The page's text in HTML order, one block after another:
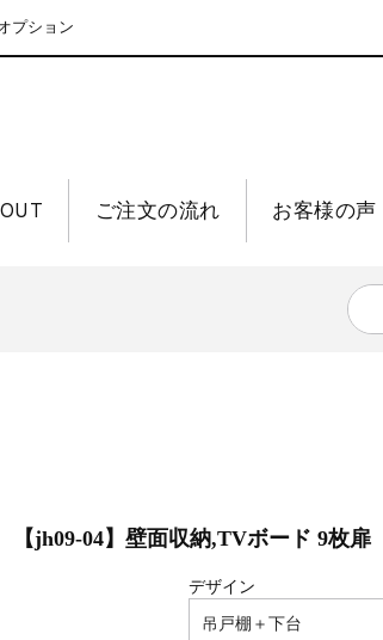
プション
ご注文の流れ お客様の声
【jh09-04】壁面収納,TVボード 9枚扉
デザイン